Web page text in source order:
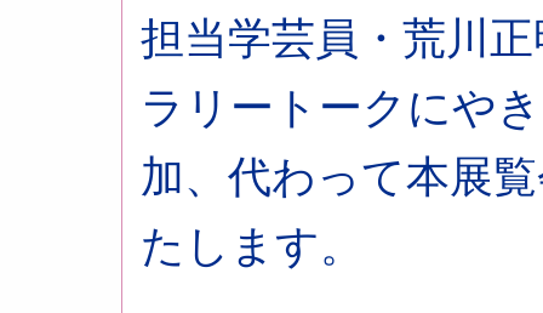
担当学芸員・荒川
ラリートークにや
加、代わって本展
たします。